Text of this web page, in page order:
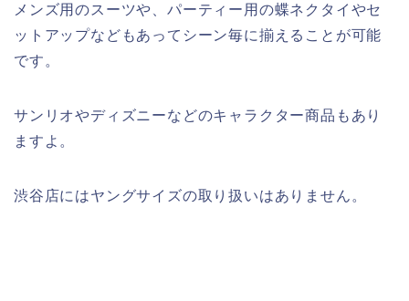
メンズ用のスーツや、パーティー用の蝶ネクタイやセ
ットアップなどもあってシーン毎に揃えることが可能
です。
サンリオやディズニーなどのキャラクター商品もあり
ますよ。
渋谷店にはヤングサイズの取り扱いはありません。